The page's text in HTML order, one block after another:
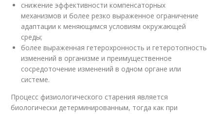
снижение эффективности компенсаторных
механизмов и более резко выраженное ограничение
адаптации к меняющимся условиям окружающей
среды;
более выраженная гетерохронность и гетеротопность
изменений в организме и преимущественное
сосредоточение изменений в одном органе или
системе.
Процесс физиологического старения является
биологически детерминированным, тогда как при